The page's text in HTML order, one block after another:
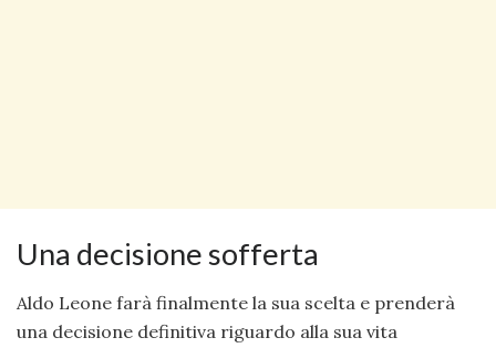
Una decisione sofferta
Aldo Leone farà finalmente la sua scelta e prenderà
una decisione definitiva riguardo alla sua vita